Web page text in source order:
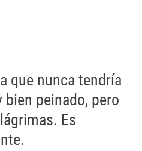
que nunca tendría
peinado, pero
Es